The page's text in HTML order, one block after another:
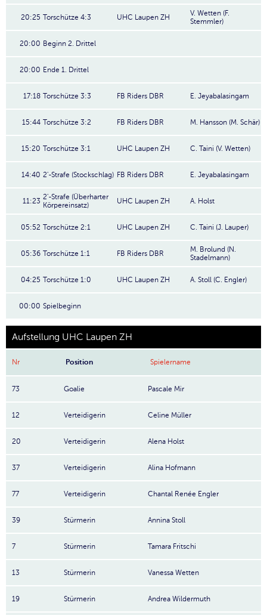
20:25 Torschütze 4:3 UHC Laupen ZH
V. Wetten (F.
Stemmler)
20:00 Beginn 2. Drittel
20:00 Ende 1. Drittel
17:18 Torschütze 3:3 FB Riders DBR E. Jeyabalasingam
15:44 Torschütze 3:2 FB Riders DBR M. Hansson (M. Schär)
15:20 Torschütze 3:1 UHC Laupen ZH C. Taini (V. Wetten)
14:40 2'-Strafe (Stockschlag) FB Riders DBR E. Jeyabalasingam
11:23 2'-Strafe (Überharter
Körpereinsatz)
UHC Laupen ZH A. Holst
05:52 Torschütze 2:1 UHC Laupen ZH C. Taini (J. Lauper)
05:36 Torschütze 1:1 FB Riders DBR
M. Brolund (N.
Stadelmann)
04:25 Torschütze 1:0 UHC Laupen ZH A. Stoll (C. Engler)
00:00 Spielbeginn
Aufstellung UHC Laupen ZH
Nr Position Spielername
73 Goalie Pascale Mir
12 Verteidigerin Celine Müller
20 Verteidigerin Alena Holst
37 Verteidigerin Alina Hofmann
77 Verteidigerin Chantal Renée Engler
39 Stürmerin Annina Stoll
7 Stürmerin Tamara Fritschi
13 Stürmerin Vanessa Wetten
19 Stürmerin Andrea Wildermuth